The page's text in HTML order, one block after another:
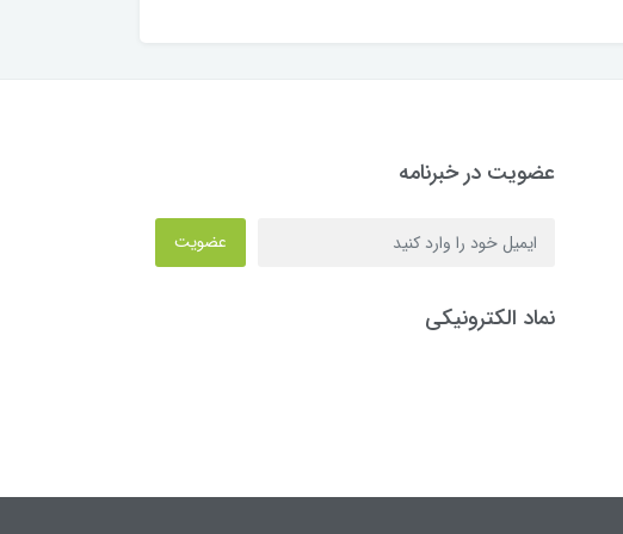
عضویت در خبرنامه
عضویت
نماد الکترونیکی